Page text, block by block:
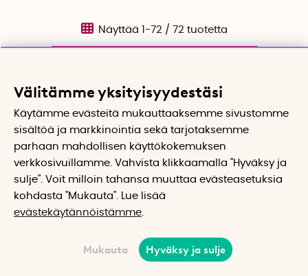
ständigt nya saker, kom tillbaka snart.
Näyttää 1-72 / 72 tuotetta
Asiakaspalvelu
Ehdot
Tietoa evästeistä
SmartaSakerista
Välitämme yksityisyydestäsi
Käytämme evästeitä mukauttaaksemme sivustomme
sisältöä ja markkinointia sekä tarjotaksemme
parhaan mahdollisen käyttökokemuksen
verkkosivuillamme. Vahvista klikkaamalla "Hyväksy ja
sulje". Voit milloin tahansa muuttaa evästeasetuksia
kohdasta "Mukauta". Lue lisää
evästekäytännöistämme
Mukauta Hyväksy ja sulje